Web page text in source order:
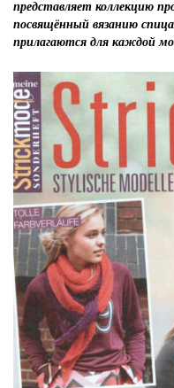
представляет коллекцию
посвящённый вязанию
прилагаются для каждой